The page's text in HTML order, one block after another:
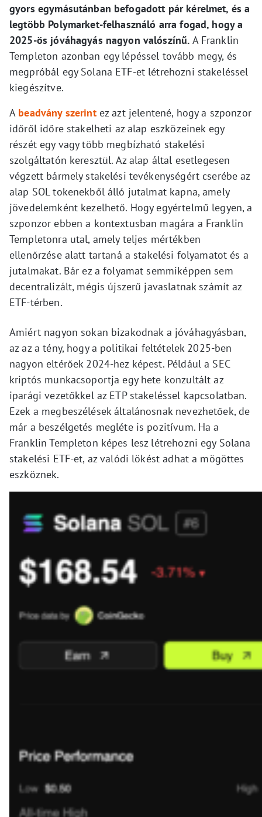
gyors egymásutánban befogadott pár kérelmet, és a
legtöbb Polymarket-felhasználó arra fogad, hogy a
2025-ös jóváhagyás nagyon valószínű. A Franklin
Templeton azonban egy lépéssel tovább megy, és
megpróbál egy Solana ETF-et létrehozni stakeléssel
kiegészítve.
A beadvány szerintez azt jelentené, hogy a szponzor
időről időre stakelheti az alap eszközeinek egy
részét egy vagy több megbízható stakelési
szolgáltatón keresztül. Az alap által esetlegesen
végzett bármely stakelési tevékenységért cserébe az
alap SOL tokenekből álló jutalmat kapna, amely
jövedelemként kezelhető. Hogy egyértelmű legyen, a
szponzor ebben a kontextusban magára a Franklin
Templetonra utal, amely teljes mértékben
ellenőrzése alatt tartaná a stakelési folyamatot és a
jutalmakat. Bár ez a folyamat semmiképpen sem
decentralizált, mégis újszerű javaslatnak számít az
ETF-térben.
Amiért nagyon sokan bizakodnak a jóváhagyásban,
az az a tény, hogy a politikai feltételek 2025-ben
nagyon eltérőek 2024-hez képest. Például a SEC
kriptós munkacsoportja egy hete konzultált az
iparági vezetőkkel az ETP stakeléssel kapcsolatban.
Ezek a megbeszélések általánosnak nevezhetőek, de
már a beszélgetés megléte is pozitívum. Ha a
Franklin Templeton képes lesz létrehozni egy Solana
stakelési ETF-et, az valódi lökést adhat a mögöttes
eszköznek.